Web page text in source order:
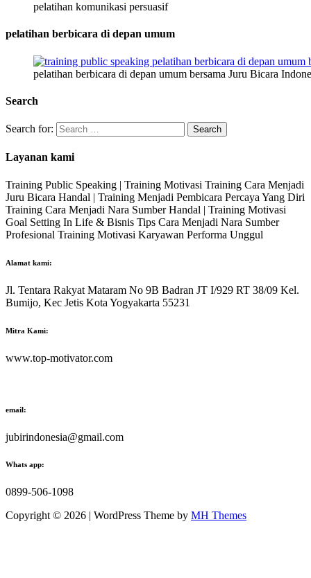
pelatihan komunikasi persuasif
pelatihan berbicara di depan umum
pelatihan berbicara di depan umum bersama Juru Bicara
Search
Search for:
Layanan kami
Training Public Speaking | Training Motivasi Training Cara Menjadi
Juru Bicara Handal | Training Menjadi Pembicara Percaya Yang Diri
Training Cara Menjadi Nara Sumber Handal | Training Motivasi
Goal Setting In Life & Bisnis Tips Cara Menjadi Nara Sumber
Profesional Training Motivasi Karyawan Performa Unggul
Alamat kami:
Jl. Tentara Rakyat Mataram No 9B Badran JT I/929 RT 38/09 Kel.
Bumijo, Kec Jetis Kota Yogyakarta 55231
Mitra Kami:
www.top-motivator.com
email:
jubirindonesia@gmail.com
Whats app:
0899-506-1098
Copyright © 2026 | WordPress Theme by MH Themes